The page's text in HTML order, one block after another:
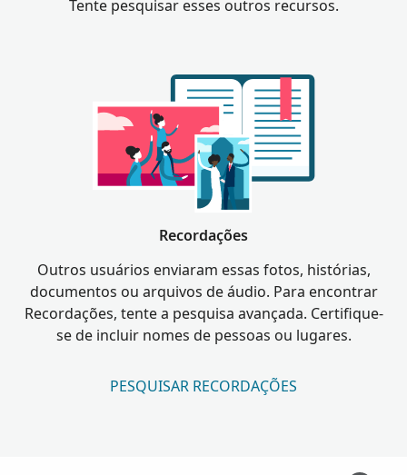
Tente pesquisar esses outros recursos.
Recordações
Outros usuários enviaram essas fotos, histórias,
documentos ou arquivos de áudio. Para encontrar
Recordações, tente a pesquisa avançada. Certifique-
se de incluir nomes de pessoas ou lugares.
PESQUISAR RECORDAÇÕES